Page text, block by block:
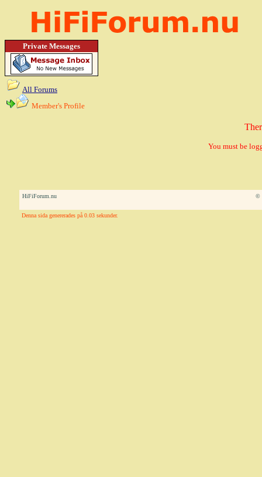
Private Messages
All Forums
Member's Profile
You must be
HiFiForum.nu ©
Denna sida genererades på 0.03 sekunder.